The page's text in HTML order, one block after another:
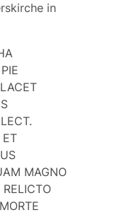
in
ET
MAGNO
RELICTO